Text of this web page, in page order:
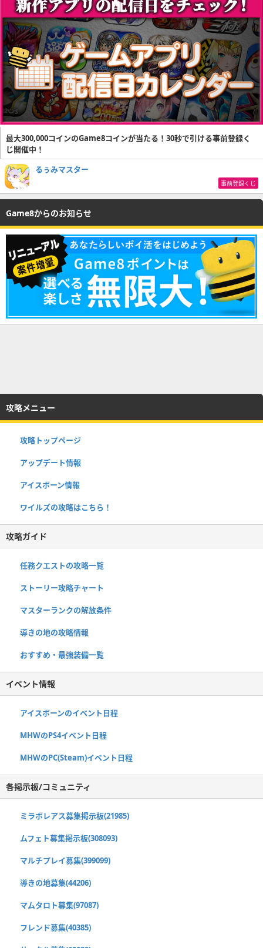
最大300,000コインのGame8コインが当たる！30秒で引ける事前登録く
じ開催中！
るぅみマスター
事前登録くじ
Game8からのお知らせ
攻略メニュー
攻略トップページ
アップデート情報
アイスボーン情報
ワイルズの攻略はこちら！
攻略ガイド
任務クエストの攻略一覧
ストーリー攻略チャート
マスターランクの解放条件
導きの地の攻略情報
おすすめ・最強装備一覧
イベント情報
アイスボーンのイベント日程
MHWのPS4イベント日程
MHWのPC(Steam)イベント日程
各掲示板/コミュニティ
ミラボレアス募集掲示板(21985)
ムフェト募集掲示板(308093)
マルチプレイ募集(399099)
導きの地募集(44206)
マムタロト募集(97087)
フレンド募集(40385)